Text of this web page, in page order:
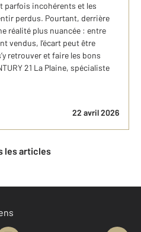
parfois incohérents et les
perdus. Pourtant, derrière
réalité plus nuancée : entre
vendus, l’écart peut être
retrouver et faire les bons
21 La Plaine, spécialiste
22 avril 2026
les articles